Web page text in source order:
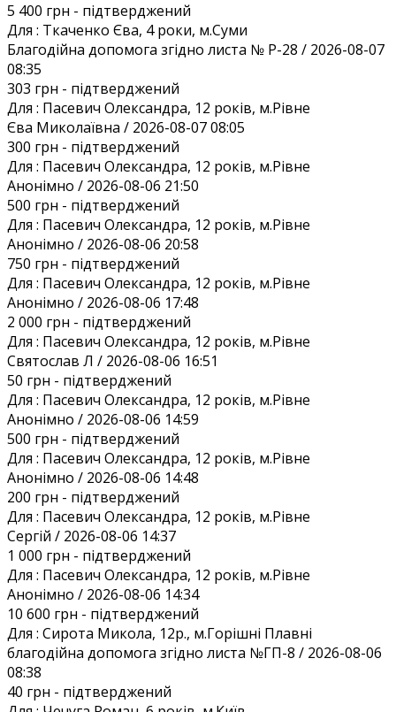
5 400 грн - підтверджений
Для : Ткаченко Єва, 4 роки, м.Суми
Благодiйна допомога згiдно листа № Р-28 / 2026-08-07
08:35
303 грн - підтверджений
Для : Пасевич Олександра, 12 років, м.Рівне
Єва Миколаївна / 2026-08-07 08:05
300 грн - підтверджений
Для : Пасевич Олександра, 12 років, м.Рівне
Анонiмно / 2026-08-06 21:50
500 грн - підтверджений
Для : Пасевич Олександра, 12 років, м.Рівне
Анонiмно / 2026-08-06 20:58
750 грн - підтверджений
Для : Пасевич Олександра, 12 років, м.Рівне
Анонiмно / 2026-08-06 17:48
2 000 грн - підтверджений
Для : Пасевич Олександра, 12 років, м.Рівне
Святослав Л / 2026-08-06 16:51
50 грн - підтверджений
Для : Пасевич Олександра, 12 років, м.Рівне
Анонiмно / 2026-08-06 14:59
500 грн - підтверджений
Для : Пасевич Олександра, 12 років, м.Рівне
Анонiмно / 2026-08-06 14:48
200 грн - підтверджений
Для : Пасевич Олександра, 12 років, м.Рівне
Сергій / 2026-08-06 14:37
1 000 грн - підтверджений
Для : Пасевич Олександра, 12 років, м.Рівне
Анонiмно / 2026-08-06 14:34
10 600 грн - підтверджений
Для : Сирота Микола, 12р., м.Горішні Плавні
благодійна допомога згідно листа №ГП-8 / 2026-08-06
08:38
40 грн - підтверджений